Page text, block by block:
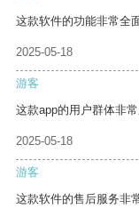
这款软件的功能非常全
2025-05-18
游客
这款app的用户群体非
2025-05-18
游客
这款软件的售后服务非